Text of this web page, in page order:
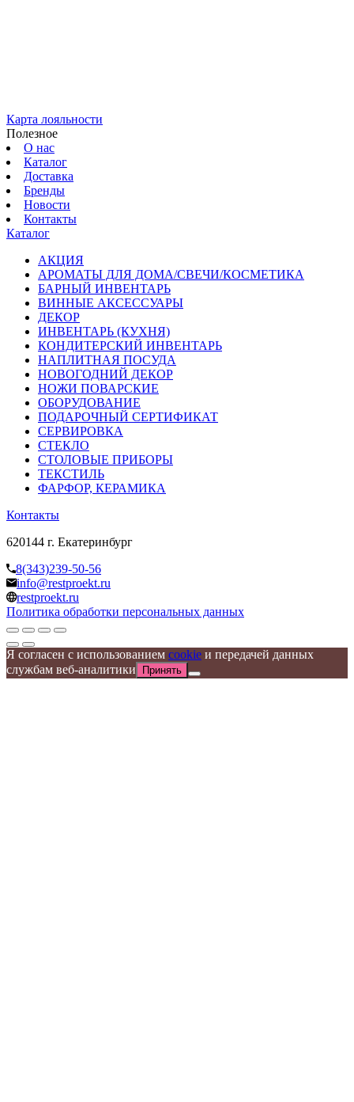
Карта лояльности
Полезное
О нас
Каталог
Доставка
Бренды
Новости
Контакты
Каталог
АКЦИЯ
АРОМАТЫ ДЛЯ ДОМА/СВЕЧИ/КОСМЕТИКА
БАРНЫЙ ИНВЕНТАРЬ
ВИННЫЕ АКСЕССУАРЫ
ДЕКОР
ИНВЕНТАРЬ (КУХНЯ)
КОНДИТЕРСКИЙ ИНВЕНТАРЬ
НАПЛИТНАЯ ПОСУДА
НОВОГОДНИЙ ДЕКОР
НОЖИ ПОВАРСКИЕ
ОБОРУДОВАНИЕ
ПОДАРОЧНЫЙ СЕРТИФИКАТ
СЕРВИРОВКА
СТЕКЛО
СТОЛОВЫЕ ПРИБОРЫ
ТЕКСТИЛЬ
ФАРФОР, КЕРАМИКА
Контакты
620144 г. Екатеринбург
8(343)239-50-56
info@restproekt.ru
restproekt.ru
Политика обработки персональных данных
Я согласен с использованием cookie и передачей данных
службам веб-аналитики
Принять